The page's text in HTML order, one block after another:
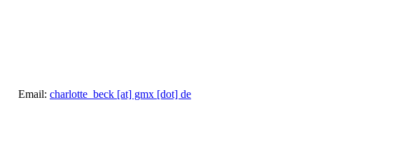
Email: charlotte_beck [at] gmx [dot] de